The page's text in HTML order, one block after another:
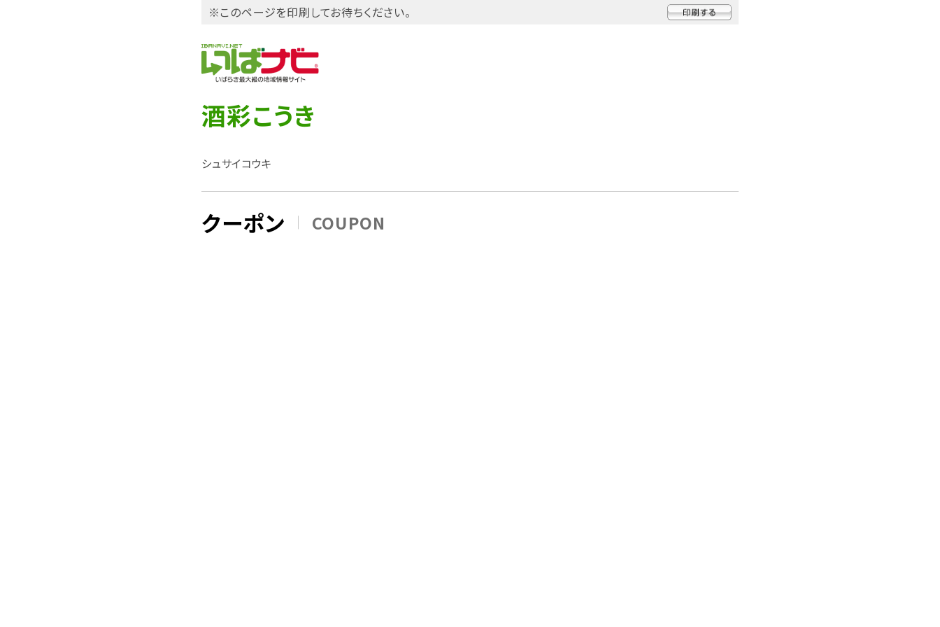
※このページを印刷してお待ちください。
酒彩こうき
シュサイコウキ
クーポン COUPON